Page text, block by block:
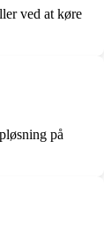
ved at køre
på